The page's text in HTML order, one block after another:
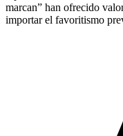
marcan” han ofrecido
importar el favoritismo